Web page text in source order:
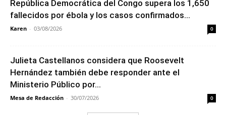
República Democrática del Congo supera los 1,650
fallecidos por ébola y los casos confirmados...
Karen - 03/08/2026 0
Julieta Castellanos considera que Roosevelt
Hernández también debe responder ante el
Ministerio Público por...
Mesa de Redacción - 30/07/2026 0